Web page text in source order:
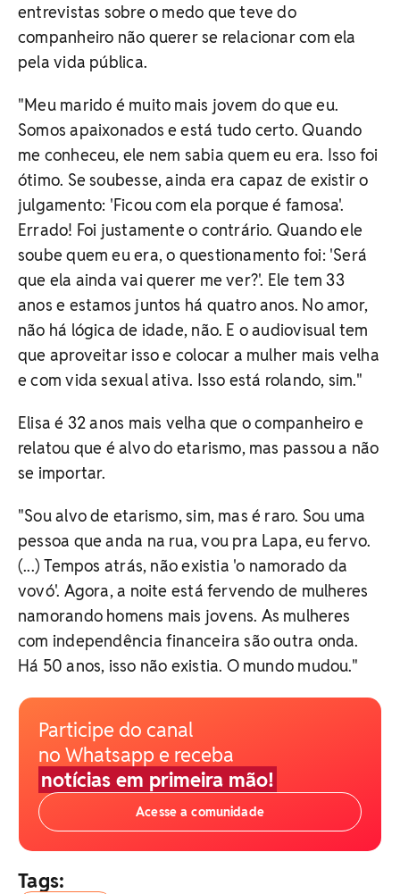
entrevistas sobre o medo que teve do
companheiro não querer se relacionar com ela
pela vida pública.
"Meu marido é muito mais jovem do que eu.
Somos apaixonados e está tudo certo. Quando
me conheceu, ele nem sabia quem eu era. Isso foi
ótimo. Se soubesse, ainda era capaz de existir o
julgamento: 'Ficou com ela porque é famosa'.
Errado! Foi justamente o contrário. Quando ele
soube quem eu era, o questionamento foi: 'Será
que ela ainda vai querer me ver?'. Ele tem 33
anos e estamos juntos há quatro anos. No amor,
não há lógica de idade, não. E o audiovisual tem
que aproveitar isso e colocar a mulher mais velha
e com vida sexual ativa. Isso está rolando, sim."
Elisa é 32 anos mais velha que o companheiro e
relatou que é alvo do etarismo, mas passou a não
se importar.
"Sou alvo de etarismo, sim, mas é raro. Sou uma
pessoa que anda na rua, vou pra Lapa, eu fervo.
(...) Tempos atrás, não existia 'o namorado da
vovó'. Agora, a noite está fervendo de mulheres
namorando homens mais jovens. As mulheres
com independência financeira são outra onda.
Há 50 anos, isso não existia. O mundo mudou."
Participe do canal
no Whatsapp e receba
notícias em primeira mão!
Acesse a comunidade
Tags: